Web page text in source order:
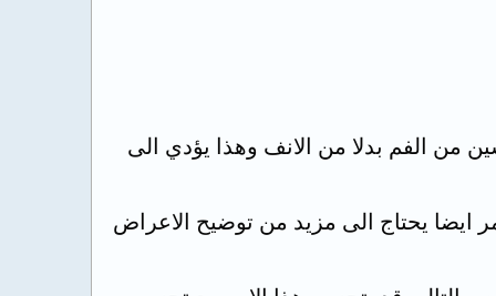
من الفم بدلا من الانف وهذا يؤدي الى
ايضا يحتاج الى مزيد من توضيح الاعراض